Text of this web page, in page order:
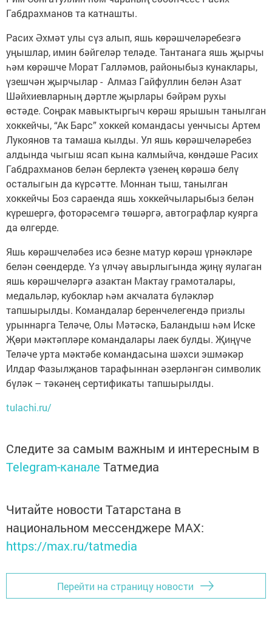
Габдрахманов та катнашты.
Расих Әхмәт улы сүз алып, яшь көрәшчеләребезгә
уңышлар, имин бәйгеләр теләде. Тантанага яшь җырчы
һәм көрәшче Морат Галләмов, районыбыз кунаклары,
үзешчән җырчылар - Алмаз Гайфуллин белән Азат
Шәйхиевларның дәртле җырлары бәйрәм рухы
өстәде. Соңрак мавыктыргыч көрәш ярышын танылган
хоккейчы, “Ак Барс” хоккей командасы уенчысы Артем
Лукоянов та тамаша кылды. Ул яшь көрәшчеләребез
алдында чыгыш ясап кына калмыйча, көндәше Расих
Габдрахманов белән берлектә үзенең көрәшә белү
осталыгын да күрсәтте. Моннан тыш, танылган
хоккейчы Боз сараенда яшь хоккейчыларыбыз белән
күрешергә, фоторәсемгә төшәргә, автографлар куярга
да өлгерде.
Яшь көрәшчеләбез исә безне матур көрәш үрнәкләре
белән сөендерде. Үз үлчәү авырлыгында җиңү яулаган
яшь көрәшчеләргә азактан Мактау грамоталары,
медальләр, кубоклар һәм акчалата бүләкләр
тапшырылды. Командалар беренчелегендә призлы
урыннарга Теләче, Олы Мәтәскә, Баландыш һәм Иске
Җөри мәктәпләре командалары лаек булды. Җиңүче
Теләче урта мәктәбе командасына шәхси эшмәкәр
Илдар Фазылҗанов тарафыннан әзерләнгән символик
бүләк – тәкәнең сертификаты тапшырылды.
tulachi.ru/
Следите за самым важным и интересным в
Telegram-канале Татмедиа
Читайте новости Татарстана в
национальном мессенджере MАХ:
https://max.ru/tatmedia
Перейти на страницу новости